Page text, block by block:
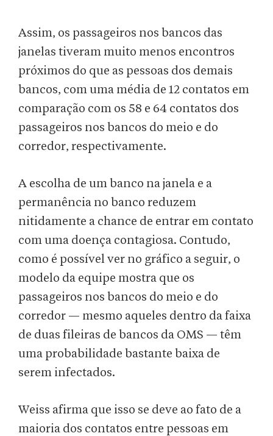
Assim, os passageiros nos bancos das
janelas tiveram muito menos encontros
próximos do que as pessoas dos demais
bancos, com uma média de 12 contatos em
comparação com os 58 e 64 contatos dos
passageiros nos bancos do meio e do
corredor, respectivamente.
A escolha de um banco na janela e a
permanência no banco reduzem
nitidamente a chance de entrar em contato
com uma doença contagiosa. Contudo,
como é possível ver no gráfico a seguir, o
modelo da equipe mostra que os
passageiros nos bancos do meio e do
corredor — mesmo aqueles dentro da faixa
de duas fileiras de bancos da OMS — têm
uma probabilidade bastante baixa de
serem infectados.
Weiss afirma que isso se deve ao fato de a
maioria dos contatos entre pessoas em